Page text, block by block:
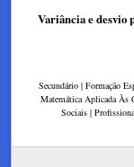
Variância e desvio
Secundário | Formação
Matemática Aplicada Às
Sociais |